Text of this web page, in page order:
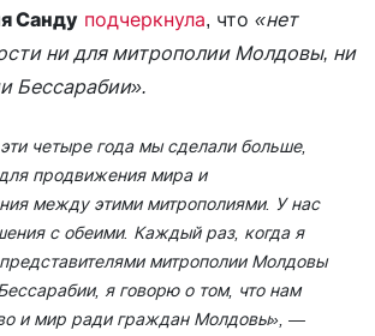
Санду подчеркнула, что «нет
ни для митрополии Молдовы, ни
Бессарабии».
четыре года мы сделали больше,
продвижения мира и
между этими митрополиями. У нас
с обеими. Каждый раз, когда я
митрополии Молдовы
я говорю о том, что нам
и мир ради граждан Молдовы», —